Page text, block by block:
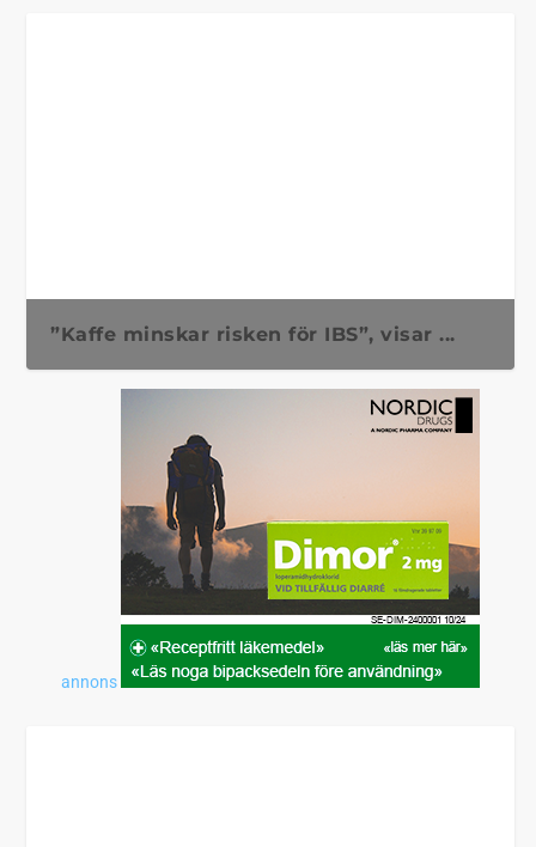
”Kaffe minskar risken för IBS”, visar ...
annons